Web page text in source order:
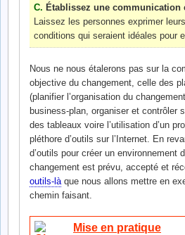
C. Établissez une communication
Laissez les personnes exprimer
conditions qui seraient idéales pour
Nous ne nous étalerons pas sur la
objective du changement, celle des
(planifier l’organisation du
business-plan, organiser et contrôler
des tableaux voire l’utilisation d’un
pléthore d’outils sur l’Internet. En
d’outils pour créer un environnement
changement est prévu, accepté et
outils-là que nous allons mettre en
chemin faisant.
Mise en pratique